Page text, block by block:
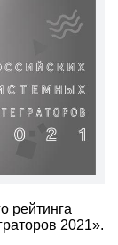
рейтинга
2021».